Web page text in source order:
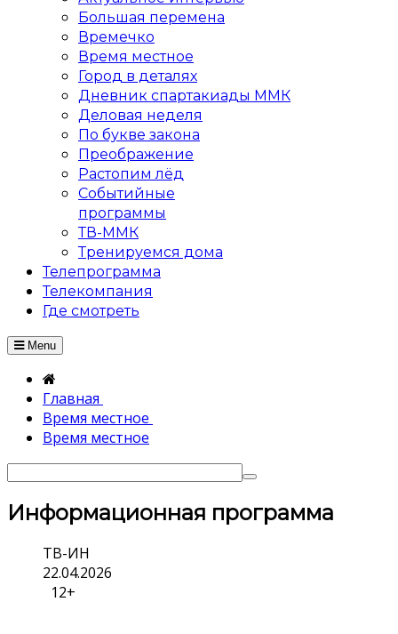
Большая перемена
Времечко
Время местное
Город в деталях
Дневник спартакиады ММК
Деловая неделя
По букве закона
Преображение
Растопим лёд
Событийные
программы
ТВ-ММК
Тренируемся дома
Телепрограмма
Телекомпания
Где смотреть
Menu
Главная
Время местное
Время местное
Информационная программа
ТВ-ИН
22.04.2026
12+